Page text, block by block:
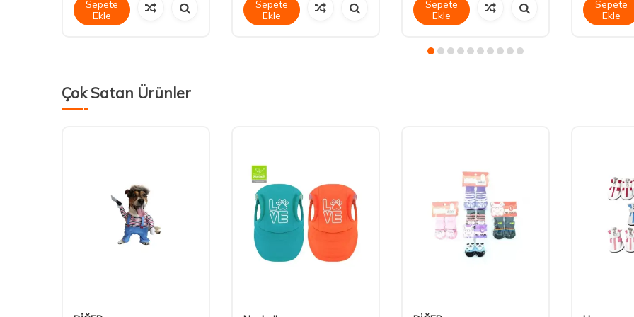
Sepete
Ekle
Sepete
Ekle
Sepete
Ekle
Sepete
Ekle
Çok Satan Ürünler